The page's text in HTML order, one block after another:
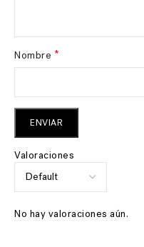
Valoraciones
No hay valoraciones aún.
Nombre *